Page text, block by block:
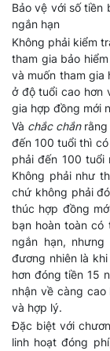
Bảo vệ với số tiền
ngắn hạn
Không phải kiểm
tham gia bảo
và muốn tham gia
ở độ tuổi cao hơn
gia hợp đồng mới
Và chắc chắn
đến 100 tuổi thì
phải đến 100 tuổi
Không phải như
chứ không phải
thúc hợp đồng
bạn hoàn toàn có
ngắn hạn,
đương nhiên là
hơn đóng tiền 15
nhận về càng
và hợp lý.
Đặc biệt với
linh hoạt đóng